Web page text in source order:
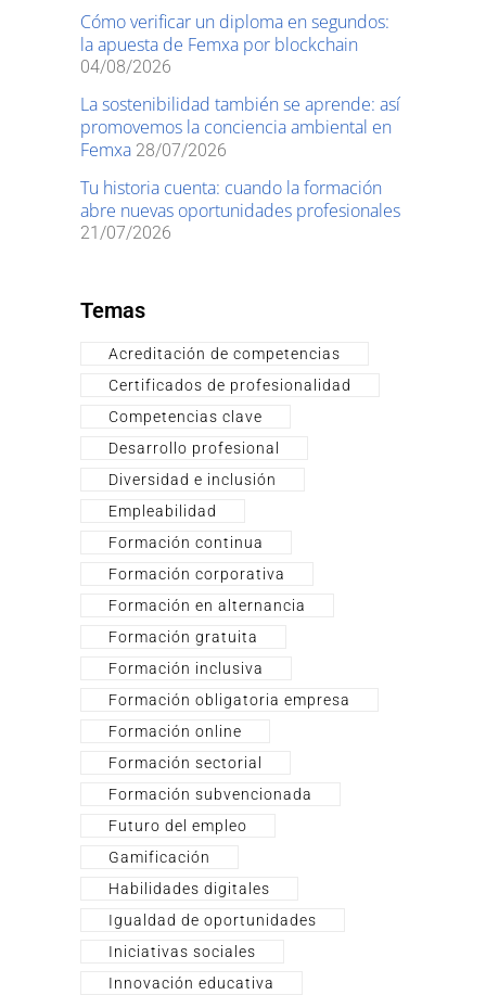
Cómo verificar un diploma en segundos:
la apuesta de Femxa por blockchain
04/08/2026
La sostenibilidad también se aprende: así
promovemos la conciencia ambiental en
Femxa 28/07/2026
Tu historia cuenta: cuando la formación
abre nuevas oportunidades profesionales
21/07/2026
Temas
Acreditación de competencias
Certificados de profesionalidad
Competencias clave
Desarrollo profesional
Diversidad e inclusión
Empleabilidad
Formación continua
Formación corporativa
Formación en alternancia
Formación gratuita
Formación inclusiva
Formación obligatoria empresa
Formación online
Formación sectorial
Formación subvencionada
Futuro del empleo
Gamificación
Habilidades digitales
Igualdad de oportunidades
Iniciativas sociales
Innovación educativa